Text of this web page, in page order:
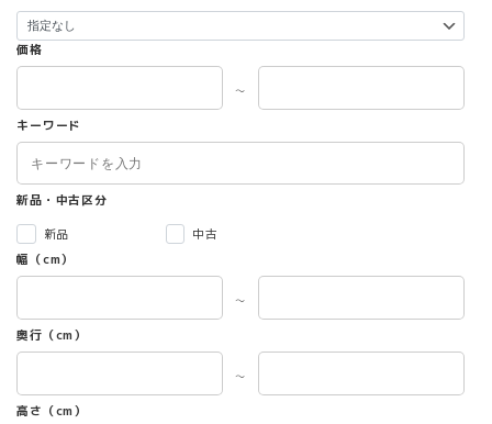
価格
～
キーワード
新品・中古区分
新品
中古
幅（cm）
～
奥行（cm）
～
高さ（cm）